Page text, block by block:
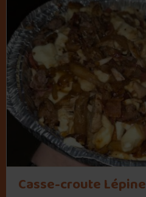
Casse-croute Lépine